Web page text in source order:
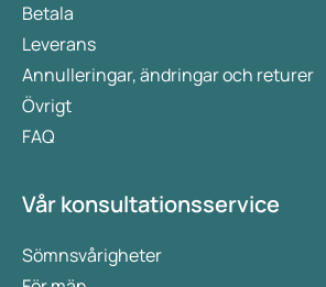
Betala
Leverans
Annulleringar, ändringar och returer
Övrigt
FAQ
Vår konsultationsservice
Sömnsvårigheter